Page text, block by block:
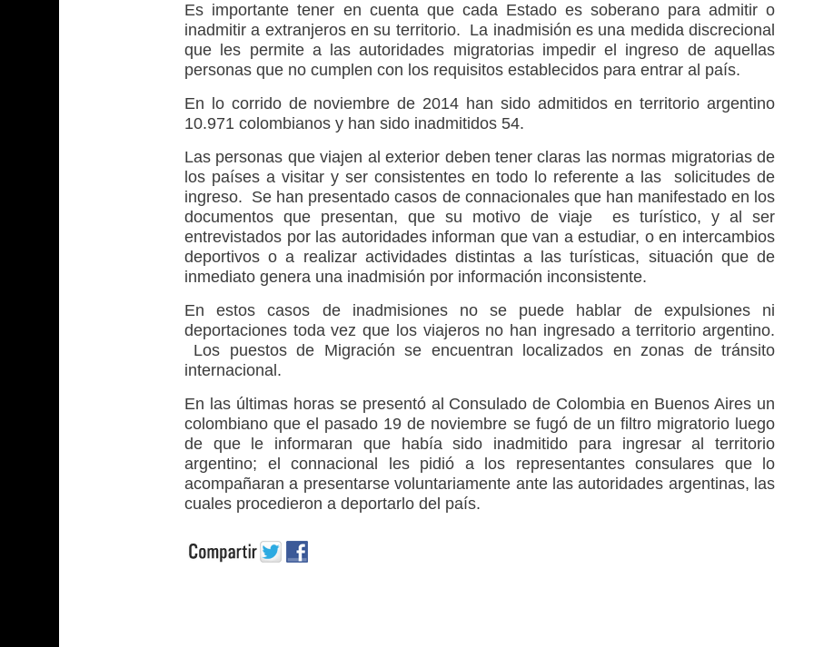
Es importante tener en cuenta que cada Estado es soberano para admitir o
inadmitir a extranjeros en su territorio. La inadmisión es una medida discrecional
que les permite a las autoridades migratorias impedir el ingreso de aquellas
personas que no cumplen con los requisitos establecidos para entrar al país.
En lo corrido de noviembre de 2014 han sido admitidos en territorio argentino
10.971 colombianos y han sido inadmitidos 54.
Las personas que viajen al exterior deben tener claras las normas migratorias de
los países a visitar y ser consistentes en todo lo referente a las solicitudes de
ingreso. Se han presentado casos de connacionales que han manifestado en los
documentos que presentan, que su motivo de viaje es turístico, y al ser
entrevistados por las autoridades informan que van a estudiar, o en intercambios
deportivos o a realizar actividades distintas a las turísticas, situación que de
inmediato genera una inadmisión por información inconsistente.
En estos casos de inadmisiones no se puede hablar de expulsiones ni
deportaciones toda vez que los viajeros no han ingresado a territorio argentino.
Los puestos de Migración se encuentran localizados en zonas de tránsito
internacional.
En las últimas horas se presentó al Consulado de Colombia en Buenos Aires un
colombiano que el pasado 19 de noviembre se fugó de un filtro migratorio luego
de que le informaran que había sido inadmitido para ingresar al territorio
argentino; el connacional les pidió a los representantes consulares que lo
acompañaran a presentarse voluntariamente ante las autoridades argentinas, las
cuales procedieron a deportarlo del país.